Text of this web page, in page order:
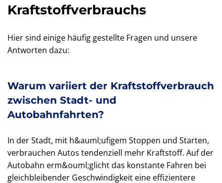
Kraftstoffverbrauchs
Hier sind einige häufig gestellte Fragen und unsere
Antworten dazu:
Warum variiert der Kraftstoffverbrauch
zwischen Stadt- und
Autobahnfahrten?
In der Stadt, mit h&auml;ufigem Stoppen und Starten,
verbrauchen Autos tendenziell mehr Kraftstoff. Auf der
Autobahn erm&ouml;glicht das konstante Fahren bei
gleichbleibender Geschwindigkeit eine effizientere